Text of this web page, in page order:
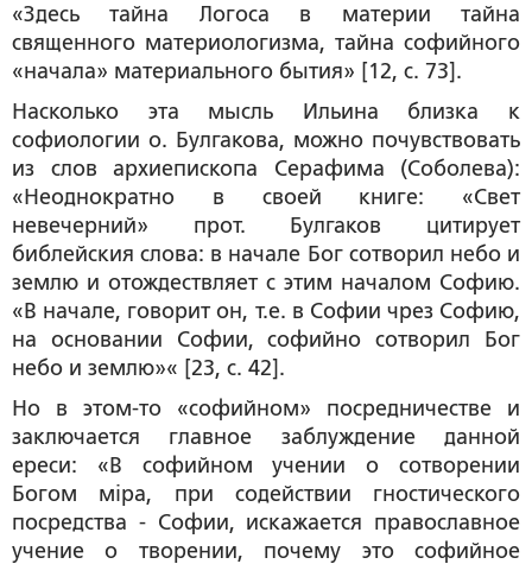
«Здесь тайна Логоса в материи тайна
священного материологизма, тайна софийного
«начала» материального бытия» [12, с. 73].
Насколько эта мысль Ильина близка к
софиологии о. Булгакова, можно почувствовать
из слов архиепископа Серафима (Соболева):
«Неоднократно в своей книге: «Свет
невечерний» прот. Булгаков цитирует
библейския слова: в начале Бог сотворил небо и
землю и отождествляет с этим началом Софию.
«В начале, говорит он, т.е. в Софии чрез Софию,
на основании Софии, софийно сотворил Бог
небо и землю»« [23, с. 42].
Но в этом-то «софийном» посредничестве и
заключается главное заблуждение данной
ереси: «В софийном учении о сотворении
Богом мiра, при содействии гностического
посредства - Софии, искажается православное
учение о творении, почему это софийное